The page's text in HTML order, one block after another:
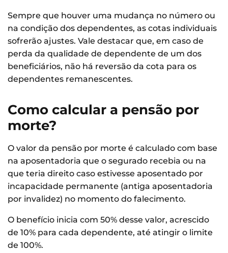
Sempre que houver uma mudança no número ou
na condição dos dependentes, as cotas individuais
sofrerão ajustes. Vale destacar que, em caso de
perda da qualidade de dependente de um dos
beneficiários, não há reversão da cota para os
dependentes remanescentes.
Como calcular a pensão por
morte?
O valor da pensão por morte é calculado com base
na aposentadoria que o segurado recebia ou na
que teria direito caso estivesse aposentado por
incapacidade permanente (antiga aposentadoria
por invalidez) no momento do falecimento.
O benefício inicia com 50% desse valor, acrescido
de 10% para cada dependente, até atingir o limite
de 100%.